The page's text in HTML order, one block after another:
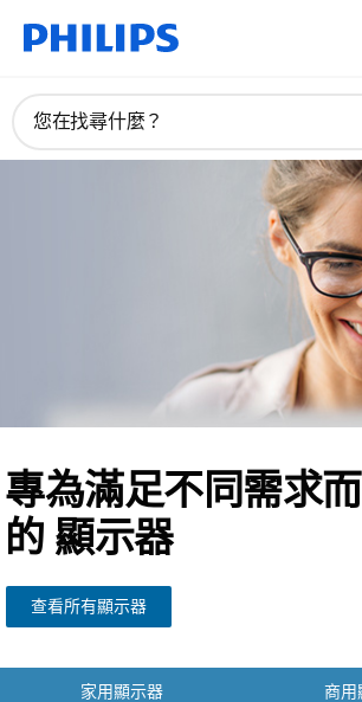
您在找尋什麼？
專為滿足不同需求
的 顯示器
查看所有顯示器
家用顯示器 商用